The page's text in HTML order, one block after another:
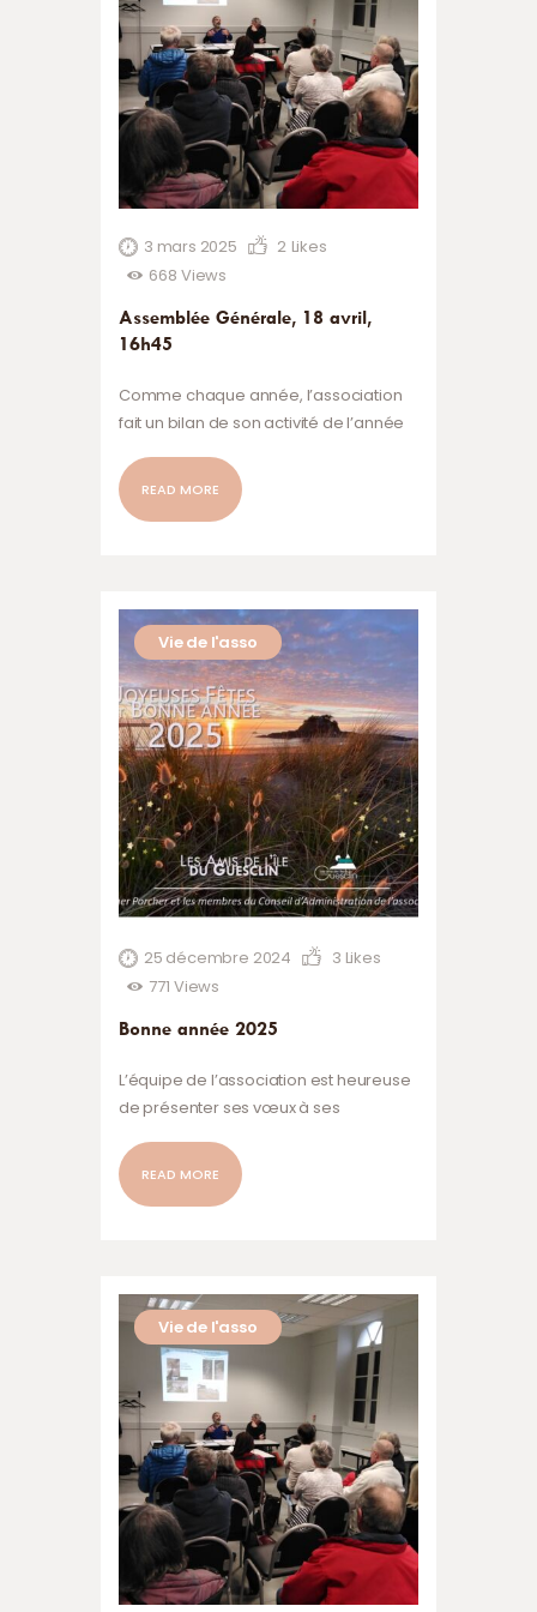
3 mars 2025 2 Likes
668 Views
Assemblée Générale, 18 avril,
16h45
Comme chaque année, l’association
fait un bilan de son activité de l’année
d’animation et d’évènements à venir,
en particulier pour 2025. L’Assemblée
questions, mais ne peuvent voter les
bilans Rapport Moral, Rapport Financier
et Election des membres du…
READ MORE
Vie de l'asso
25 décembre 2024 3 Likes
771 Views
Bonne année 2025
L’équipe de l’association est heureuse
de présenter ses vœux à ses
passionnés de l’ile du Guesclin. Ce
sera avec plaisir que nous vous
chasse aux œufs, en Juin pour la
journée Bien-Être, en septembre
pour…
READ MORE
Vie de l'asso